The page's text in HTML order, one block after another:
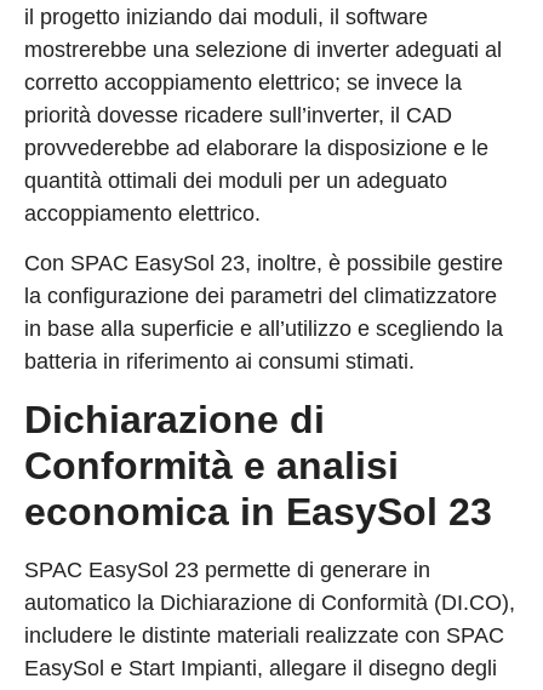
il progetto iniziando dai moduli, il software
mostrerebbe una selezione di inverter adeguati al
corretto accoppiamento elettrico; se invece la
priorità dovesse ricadere sull’inverter, il CAD
provvederebbe ad elaborare la disposizione e le
quantità ottimali dei moduli per un adeguato
accoppiamento elettrico.
Con SPAC EasySol 23, inoltre, è possibile gestire
la configurazione dei parametri del climatizzatore
in base alla superficie e all’utilizzo e scegliendo la
batteria in riferimento ai consumi stimati.
Dichiarazione di
Conformità e analisi
economica in EasySol 23
SPAC EasySol 23 permette di generare in
automatico la Dichiarazione di Conformità (DI.CO),
includere le distinte materiali realizzate con SPAC
EasySol e Start Impianti, allegare il disegno degli